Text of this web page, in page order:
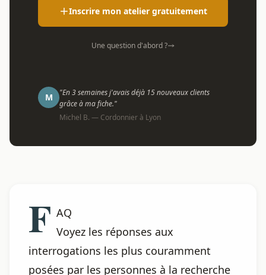
Inscrire mon atelier gratuitement
Une question d'abord ?
M
"En 3 semaines j'avais déjà 15 nouveaux clients
grâce à ma fiche."
Michel B. — Cordonnier à Lyon
F AQ
Voyez les réponses aux
interrogations les plus couramment
posées par les personnes à la recherche